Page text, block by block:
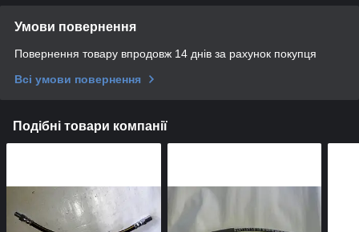
Умови повернення
Повернення товару впродовж 14 днів за рахунок покупця
Всі умови повернення
Подібні товари компанії